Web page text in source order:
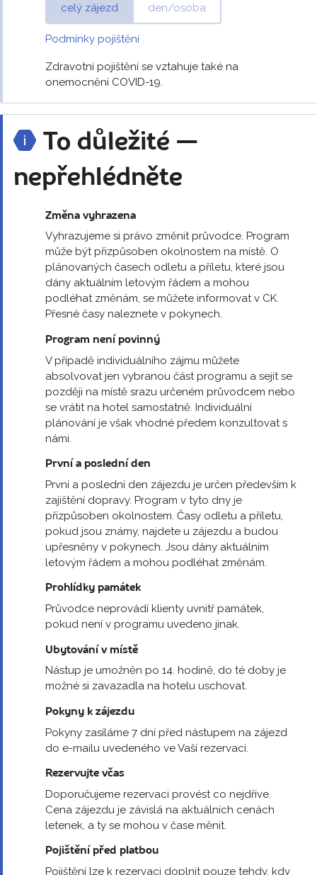
celý zájezd den/osoba
Podmínky pojištění
Zdravotní pojištění se vztahuje také na
onemocnění COVID-19.
To důležité —
nepřehlédněte
Změna vyhrazena
Vyhrazujeme si právo změnit průvodce. Program
může být přizpůsoben okolnostem na místě. O
plánovaných časech odletu a příletu, které jsou
dány aktuálním letovým řádem a mohou
podléhat změnám, se můžete informovat v CK.
Přesné časy naleznete v pokynech.
Program není povinný
V případě individuálního zájmu můžete
absolvovat jen vybranou část programu a sejít se
později na místě srazu určeném průvodcem nebo
se vrátit na hotel samostatně. Individuální
plánování je však vhodné předem konzultovat s
námi.
První a poslední den
První a poslední den zájezdu je určen především k
zajištění dopravy. Program v tyto dny je
přizpůsoben okolnostem. Časy odletu a příletu,
pokud jsou známy, najdete u zájezdu a budou
upřesněny v pokynech. Jsou dány aktuálním
letovým řádem a mohou podléhat změnám.
Prohlídky památek
Průvodce neprovádí klienty uvnitř památek,
pokud není v programu uvedeno jinak.
Ubytování v místě
Nástup je umožněn po 14. hodině, do té doby je
možné si zavazadla na hotelu uschovat.
Pokyny k zájezdu
Pokyny zasíláme 7 dní před nástupem na zájezd
do e-mailu uvedeného ve Vaší rezervaci.
Rezervujte včas
Doporučujeme rezervaci provést co nejdříve.
Cena zájezdu je závislá na aktuálních cenách
letenek, a ty se mohou v čase měnit.
Pojištění před platbou
Pojištění lze k rezervaci doplnit pouze tehdy, kdy